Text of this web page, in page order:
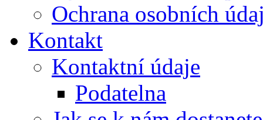
Ochrana osobních
Kontakt
Kontaktní údaje
Podatelna